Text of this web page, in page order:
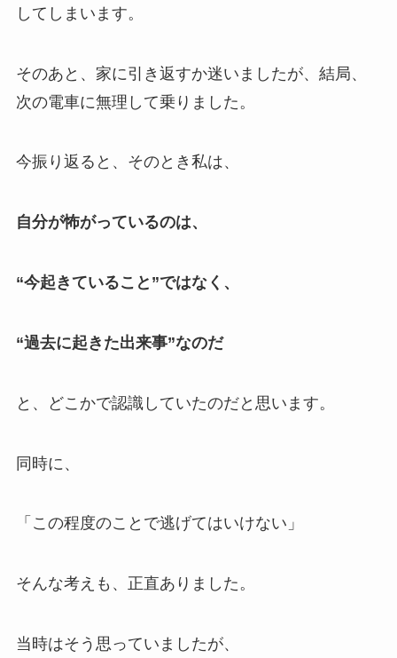
してしまいます。
そのあと、家に引き返すか迷いましたが、結局、
次の電車に無理して乗りました。
今振り返ると、そのとき私は、
自分が怖がっているのは、
“今起きていること”ではなく、
“過去に起きた出来事”なのだ
と、どこかで認識していたのだと思います。
同時に、
「この程度のことで逃げてはいけない」
そんな考えも、正直ありました。
当時はそう思っていましたが、